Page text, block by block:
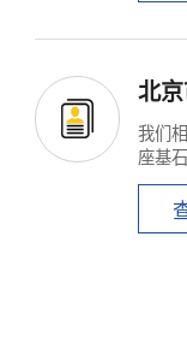
北
我们
座基石完美
在...